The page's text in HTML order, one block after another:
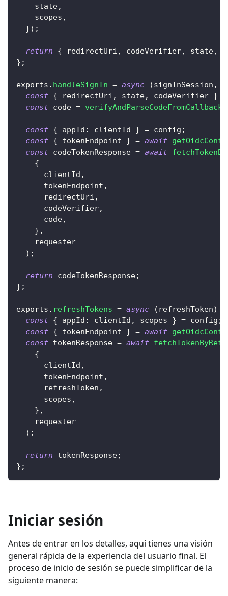
    state
,
    scopes
,
}) ;
return { redirectUri , codeVerifier, state,
} ;
exports . handleSignIn = async (signInSession ,
const { redirectUri , state, codeVerifier }
const code =
const { appId : clientId } = config ;
const { tokenEndpoint } = await
const codeTokenResponse = await
{
      clientId
,
      tokenEndpoint
,
      redirectUri
,
      codeVerifier
,
      code
,
} ,
    requester
) ;
return codeTokenResponse;
} ;
exports . refreshTokens = async ( refreshToken)
const { appId : clientId , scopes } = config ;
const { tokenEndpoint } = await
const tokenResponse = await
{
      clientId
,
      tokenEndpoint
,
      refreshToken
,
      scopes
,
} ,
    requester
) ;
return tokenResponse;
} ;
Iniciar sesión
Antes de entrar en los detalles, aquí tienes una visión
general rápida de la experiencia del usuario final. El
proceso de inicio de sesión se puede simplificar de la
siguiente manera: